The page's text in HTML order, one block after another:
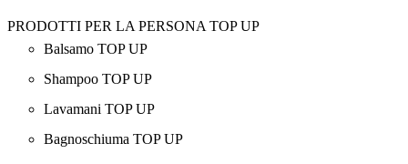
PRODOTTI PER LA PERSONA TOP UP
Balsamo TOP UP
Shampoo TOP UP
Lavamani TOP UP
Bagnoschiuma TOP UP